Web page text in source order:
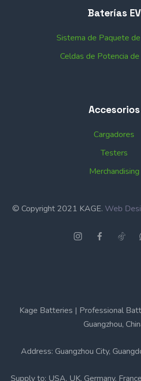
Baterías EV
Sistema de Paquete
Celdas de Potencia de
Accesorios
Cargadores
Testers
Merchandising
© Copyright 2021 KAGE. Web
Kage Batteries | Professional
Guangzhou,
Address: Guangzhou City,
Supply to: USA, UK, Germany,